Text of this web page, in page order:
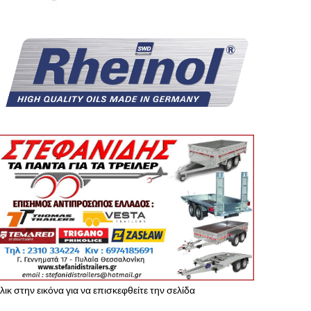
στην εικόνα για να επισκεφθείτε την σελίδα